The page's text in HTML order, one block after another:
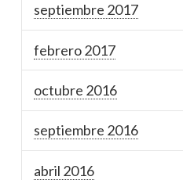
septiembre 2017
febrero 2017
octubre 2016
septiembre 2016
abril 2016